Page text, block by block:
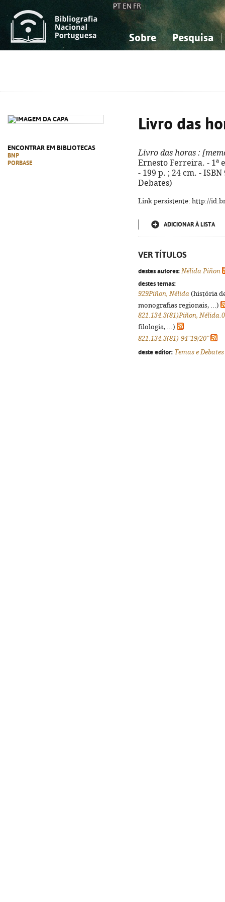
PT EN FR
Sobre Pesquisa
ENCONTRAR EM BIBLIOTECAS
BNP
PORBASE
Livro das
Livro das horas :
Ernesto Ferreira. - 1ª
- 199 p. ; 24 cm. -
Debates)
Link persistente: http://
ADICIONAR À LISTA
VER TÍTULOS
destes autores: Nélida Piñon
destes temas:
929Piñon, Nélida (história
monografias regionais, ...)
821.134.3(81)Piñon,
filologia, ...)
821.134.3(81)-94"19/20"
deste editor: Temas e Debates